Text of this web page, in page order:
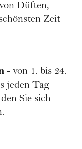
Düften,
Zeit
- von 1. bis 24.
jeden Tag
Sie sich
.